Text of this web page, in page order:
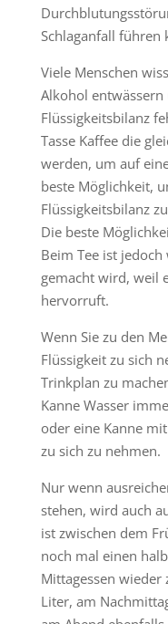
Schlaganfall führen
Viele Menschen
Alkohol
Flüssigkeitsbilanz
Tasse Kaffee die
werden, um auf
beste Möglichkeit,
Flüssigkeitsbilanz
Die beste
Beim Tee ist
gemacht wird, weil
hervorruft.
Wenn Sie zu den
Flüssigkeit zu sich
Trinkplan zu
Kanne Wasser
oder eine Kanne
zu sich zu nehmen.
Nur wenn
stehen, wird auch
ist zwischen dem
noch mal einen
Mittagessen
Liter, am